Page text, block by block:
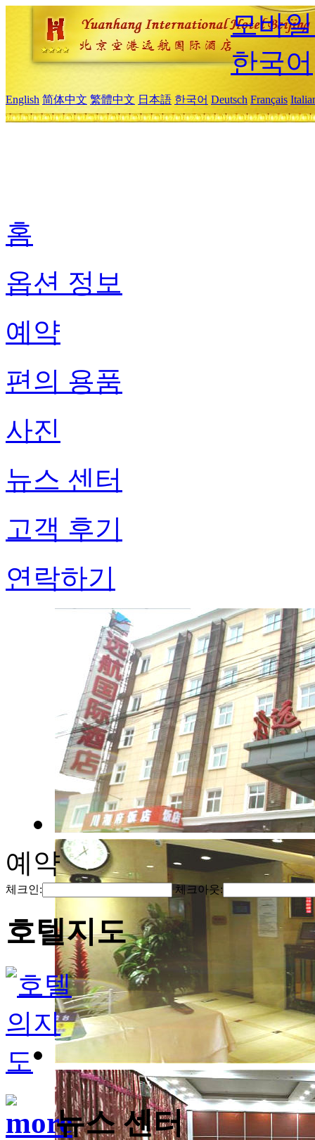
모바
한국어
English 简体中文 繁體中文 日本語 한국어 Deutsch Français
홈
옵션 정보
예약
편의 용품
사진
뉴스 센터
고객 후기
연락하기
예약
체크인: 체크아웃:
호텔지도
뉴스 센터